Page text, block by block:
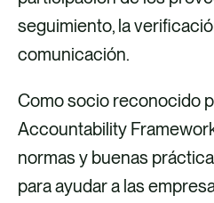
seguimiento, la
comunicación.
Como socio reconocido
Accountability
normas y buenas
para ayudar a las